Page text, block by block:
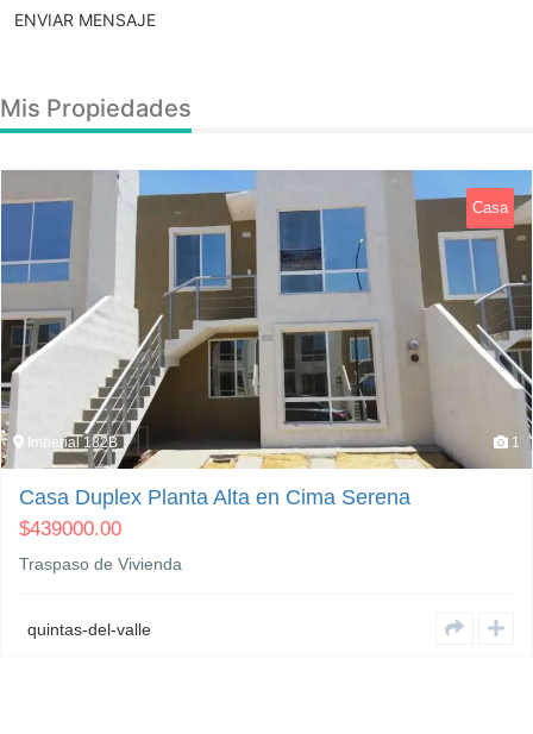
ENVIAR MENSAJE
Mis Propiedades
Casa
Imperial 182B 1
Casa Duplex Planta Alta en Cima Serena
$439000.00
Traspaso de Vivienda
quintas-del-valle